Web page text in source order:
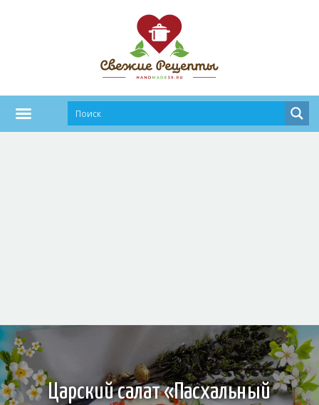
Царский салат «Пасхальный